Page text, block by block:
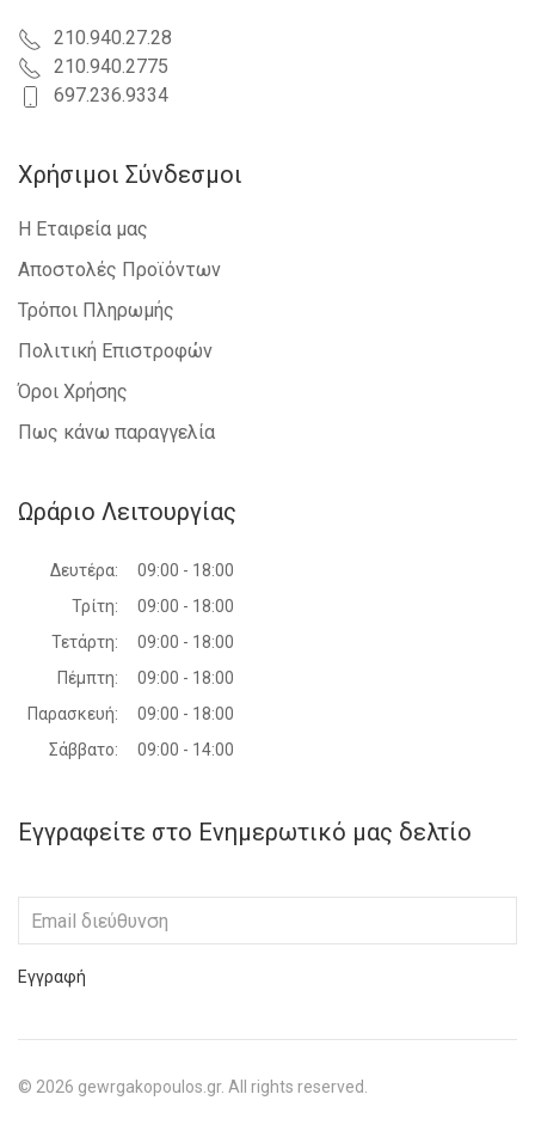
210.940.27.28
210.940.2775
697.236.9334
Χρήσιμοι Σύνδεσμοι
Η Εταιρεία μας
Αποστολές Προϊόντων
Τρόποι Πληρωμής
Πολιτική Επιστροφών
Όροι Χρήσης
Πως κάνω παραγγελία
Ωράριο Λειτουργίας
Δευτέρα:
09:00 - 18:00
Τρίτη:
09:00 - 18:00
Τετάρτη:
09:00 - 18:00
Πέμπτη:
09:00 - 18:00
Παρασκευή:
09:00 - 18:00
Σάββατο:
09:00 - 14:00
Εγγραφείτε στο Ενημερωτικό μας δελτίο
Εγγραφή
© 2026 gewrgakopoulos.gr. All rights reserved.